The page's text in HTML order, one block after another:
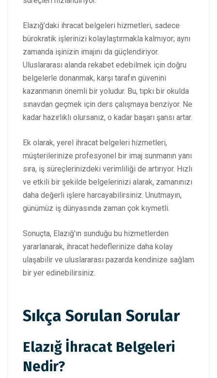
Elazığ’daki ihracat belgeleri hizmetleri, sadece
bürokratik işlerinizi kolaylaştırmakla kalmıyor; aynı
zamanda işinizin imajını da güçlendiriyor.
Uluslararası alanda rekabet edebilmek için doğru
belgelerle donanmak, karşı tarafın güvenini
kazanmanın önemli bir yoludur. Bu, tıpkı bir okulda
sınavdan geçmek için ders çalışmaya benziyor. Ne
kadar hazırlıklı olursanız, o kadar başarı şansı artar.
Ek olarak, yerel ihracat belgeleri hizmetleri,
müşterilerinize profesyonel bir imaj sunmanın yanı
sıra, iş süreçlerinizdeki verimliliği de artırıyor. Hızlı
ve etkili bir şekilde belgelerinizi alarak, zamanınızı
daha değerli işlere harcayabilirsiniz. Unutmayın,
günümüz iş dünyasında zaman çok kıymetli.
Sonuçta, Elazığ'ın sunduğu bu hizmetlerden
yararlanarak, ihracat hedeflerinize daha kolay
ulaşabilir ve uluslararası pazarda kendinize sağlam
bir yer edinebilirsiniz.
Sıkça Sorulan Sorular
Elazığ İhracat Belgeleri
Nedir?